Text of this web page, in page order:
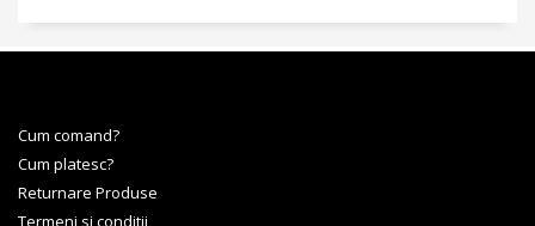
Cum comand?
Cum platesc?
Returnare Produse
Termeni si conditii